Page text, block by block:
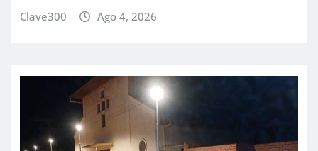
Clave300 Ago 4, 2026